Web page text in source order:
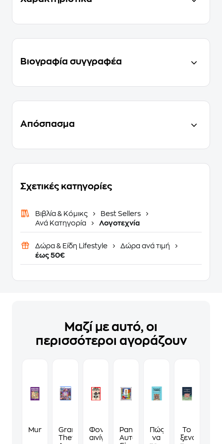
Βιογραφία συγγραφέα
Απόσπασμα
Σχετικές κατηγορίες
Βιβλία & Κόμικς
Best Sellers
Ανά Κατηγορία
Λογοτεχνία
Δώρα & Είδη Lifestyle
Δώρα ανά τιμή
έως 50€
Μαζί με αυτό, οι
περισσότεροι αγοράζουν
MurdokuGrand
Theft
Φονικά
αινίγματα
Panini
Αυτοκόλλητα
Πώς
να
Το
ξενοδοχείο